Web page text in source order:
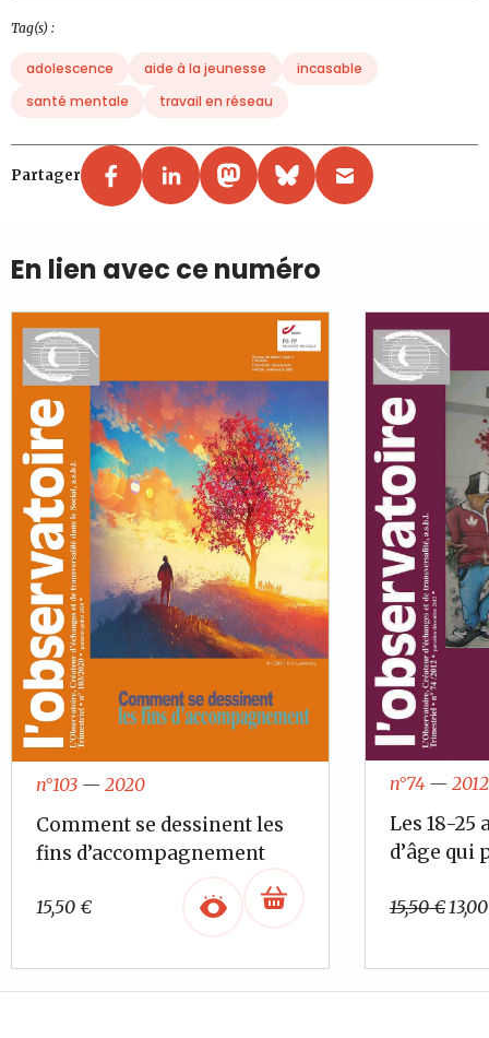
Tag(s) :
adolescence aide à la jeunesse
incasable
santé mentale
travail en réseau
Partager
En lien avec ce numéro
n°103 — 2020
Comment se dessinent les
fins d’accompagnement
15,50 €
n°74 — 2012
Les 18-25
d’âge qui
15,50€ Le
était